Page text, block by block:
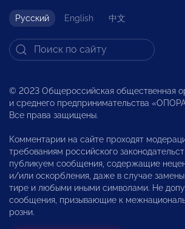
Русский English 中文
© 2023 Общероссийская общественная
и среднего предпринимательства
Все права защищены.
Комментарии на сайте проходят
требованиям российского
публикуем сообщения, содержащие
и/или оскорбления, даже в случае замены
тире и любыми иными символами. Не
сообщения, призывающие к
розни.